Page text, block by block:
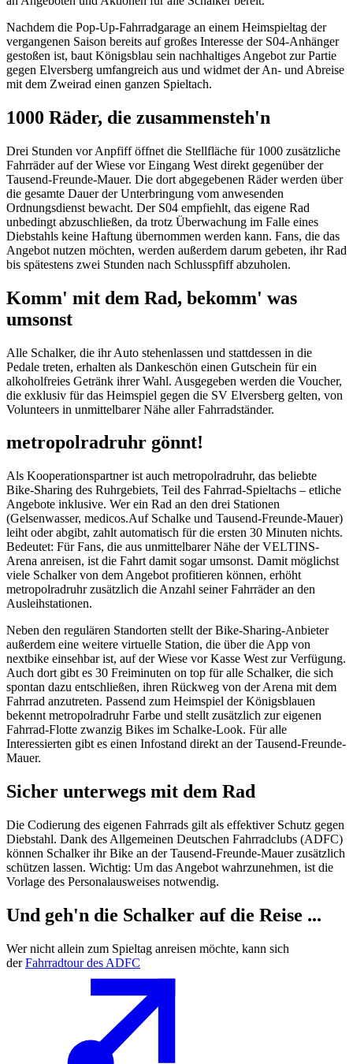
Nachdem die Pop-Up-Fahrradgarage an einem Heimspieltag der
vergangenen Saison bereits auf großes Interesse der S04-Anhänger
gestoßen ist, baut Königsblau sein nachhaltiges Angebot zur Partie
gegen Elversberg umfangreich aus und widmet der An- und Abreise
mit dem Zweirad einen ganzen Spieltach.
1000 Räder, die zusammensteh'n
Drei Stunden vor Anpfiff öffnet die Stellfläche für 1000 zusätzliche
Fahrräder auf der Wiese vor Eingang West direkt gegenüber der
Tausend-Freunde-Mauer. Die dort abgegebenen Räder werden über
die gesamte Dauer der Unterbringung vom anwesenden
Ordnungsdienst bewacht. Der S04 empfiehlt, das eigene Rad
unbedingt abzuschließen, da trotz Überwachung im Falle eines
Diebstahls keine Haftung übernommen werden kann. Fans, die das
Angebot nutzen möchten, werden außerdem darum gebeten, ihr Rad
bis spätestens zwei Stunden nach Schlusspfiff abzuholen.
Komm' mit dem Rad, bekomm' was
umsonst
Alle Schalker, die ihr Auto stehenlassen und stattdessen in die
Pedale treten, erhalten als Dankeschön einen Gutschein für ein
alkoholfreies Getränk ihrer Wahl. Ausgegeben werden die Voucher,
die exklusiv für das Heimspiel gegen die SV Elversberg gelten, von
Volunteers in unmittelbarer Nähe aller Fahrradständer.
metropolradruhr gönnt!
Als Kooperationspartner ist auch metropolradruhr, das beliebte
Bike-Sharing des Ruhrgebiets, Teil des Fahrrad-Spieltachs – etliche
Angebote inklusive. Wer ein Rad an den drei Stationen
(Gelsenwasser, medicos.Auf Schalke und Tausend-Freunde-Mauer)
leiht oder abgibt, zahlt automatisch für die ersten 30 Minuten nichts.
Bedeutet: Für Fans, die aus unmittelbarer Nähe der VELTINS-
Arena anreisen, ist die Fahrt damit sogar umsonst. Damit möglichst
viele Schalker von dem Angebot profitieren können, erhöht
metropolradruhr zusätzlich die Anzahl seiner Fahrräder an den
Ausleihstationen.
Neben den regulären Standorten stellt der Bike-Sharing-Anbieter
außerdem eine weitere virtuelle Station, die über die App von
nextbike einsehbar ist, auf der Wiese vor Kasse West zur Verfügung.
Auch dort gibt es 30 Freiminuten on top für alle Schalker, die sich
spontan dazu entschließen, ihren Rückweg von der Arena mit dem
Fahrrad anzutreten. Passend zum Heimspiel der Königsblauen
bekennt metropolradruhr Farbe und stellt zusätzlich zur eigenen
Fahrrad-Flotte zwanzig Bikes im Schalke-Look. Für alle
Interessierten gibt es einen Infostand direkt an der Tausend-Freunde-
Mauer.
Sicher unterwegs mit dem Rad
Die Codierung des eigenen Fahrrads gilt als effektiver Schutz gegen
Diebstahl. Dank des Allgemeinen Deutschen Fahrradclubs (ADFC)
können Schalker ihr Bike an der Tausend-Freunde-Mauer zusätzlich
schützen lassen. Wichtig: Um das Angebot wahrzunehmen, ist die
Vorlage des Personalausweises notwendig.
Und geh'n die Schalker auf die Reise ...
Wer nicht allein zum Spieltag anreisen möchte, kann sich
derFahrradtour des ADFC